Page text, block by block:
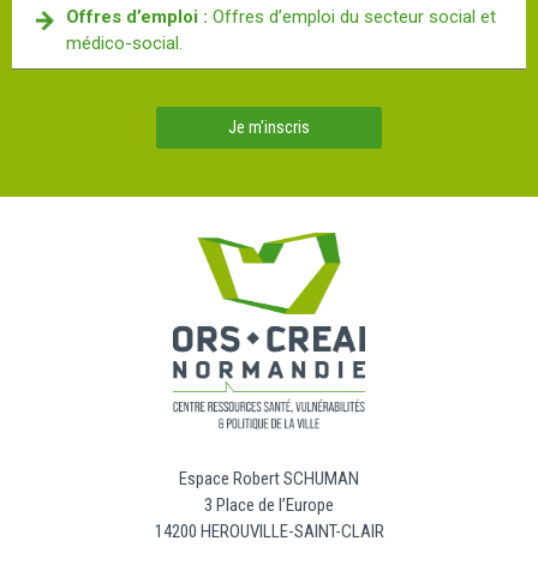
Offres d’emploi : Offres d’emploi du secteur social et
médico-social.
Je m'inscris
Espace Robert SCHUMAN
3 Place de l’Europe
14200 HEROUVILLE-SAINT-CLAIR